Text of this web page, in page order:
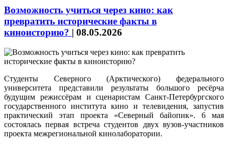
Возможность учиться через кино: как
превратить исторические факты в
киноисторию? | 08.05.2026
Студенты Северного (Арктического) федерального
университета представили результаты большого ресёрча
будущим режиссёрам и сценаристам Санкт-Петербургского
государственного института кино и телевидения, запустив
практический этап проекта «Северный байопик». 6 мая
состоялась первая встреча студентов двух вузов-участников
проекта межрегиональной кинолаборатории.